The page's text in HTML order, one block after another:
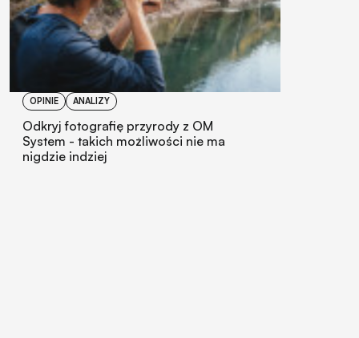
OPINIE ANALIZY
Odkryj fotografię przyrody z OM
System - takich możliwości nie ma
nigdzie indziej